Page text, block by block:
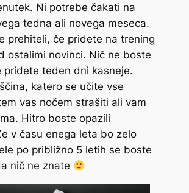
Ni potrebe čakati na
tedna ali novega meseca.
prehiteli, če pridete na trening
ostalimi novinci. Nič ne boste
pridete teden dni kasneje.
katero se učite vse
vas nočem strašiti ali vam
Hitro boste opazili
v času enega leta bo zelo
po približno 5 letih se boste
nič ne znate